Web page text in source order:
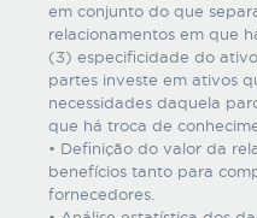
em conjunto do que
relacionamentos em que
(3) especificidade do
partes investe em ativos
necessidades daquela
que há troca de
• Definição do valor da
benefícios tanto para
fornecedores.